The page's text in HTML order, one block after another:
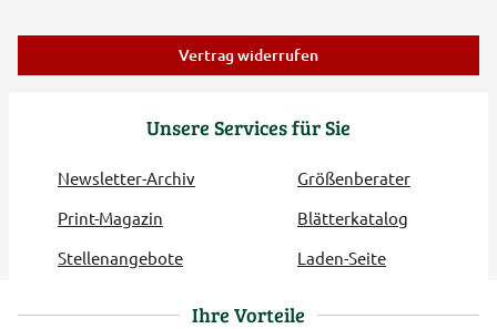
Unsere Services für Sie
Newsletter-Archiv
Größenberater
Print-Magazin
Blätterkatalog
Stellenangebote
Laden-Seite
Vertrag widerrufen
Ihre Vorteile